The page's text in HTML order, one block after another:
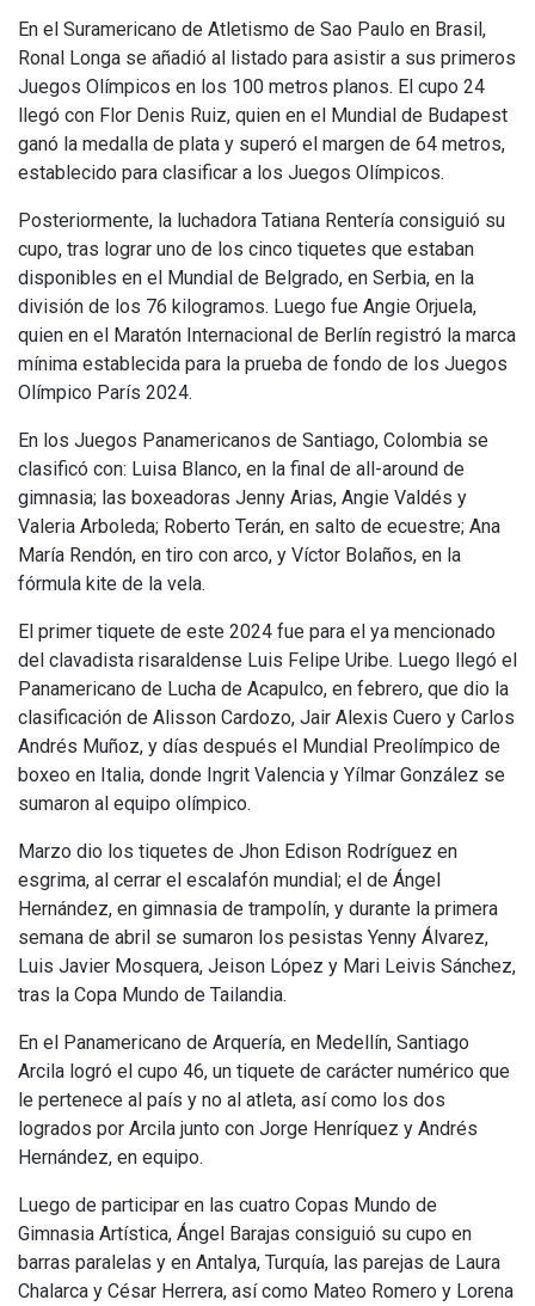
En el Suramericano de Atletismo de Sao Paulo en Brasil,
Ronal Longa se añadió al listado para asistir a sus primeros
Juegos Olímpicos en los 100 metros planos. El cupo 24
llegó con Flor Denis Ruiz, quien en el Mundial de Budapest
ganó la medalla de plata y superó el margen de 64 metros,
establecido para clasificar a los Juegos Olímpicos.
Posteriormente, la luchadora Tatiana Rentería consiguió su
cupo, tras lograr uno de los cinco tiquetes que estaban
disponibles en el Mundial de Belgrado, en Serbia, en la
división de los 76 kilogramos. Luego fue Angie Orjuela,
quien en el Maratón Internacional de Berlín registró la marca
mínima establecida para la prueba de fondo de los Juegos
Olímpico París 2024.
En los Juegos Panamericanos de Santiago, Colombia se
clasificó con: Luisa Blanco, en la final de all-around de
gimnasia; las boxeadoras Jenny Arias, Angie Valdés y
Valeria Arboleda; Roberto Terán, en salto de ecuestre; Ana
María Rendón, en tiro con arco, y Víctor Bolaños, en la
fórmula kite de la vela.
El primer tiquete de este 2024 fue para el ya mencionado
del clavadista risaraldense Luis Felipe Uribe. Luego llegó el
Panamericano de Lucha de Acapulco, en febrero, que dio la
clasificación de Alisson Cardozo, Jair Alexis Cuero y Carlos
Andrés Muñoz, y días después el Mundial Preolímpico de
boxeo en Italia, donde Ingrit Valencia y Yílmar González se
sumaron al equipo olímpico.
Marzo dio los tiquetes de Jhon Edison Rodríguez en
esgrima, al cerrar el escalafón mundial; el de Ángel
Hernández, en gimnasia de trampolín, y durante la primera
semana de abril se sumaron los pesistas Yenny Álvarez,
Luis Javier Mosquera, Jeison López y Mari Leivis Sánchez,
tras la Copa Mundo de Tailandia.
En el Panamericano de Arquería, en Medellín, Santiago
Arcila logró el cupo 46, un tiquete de carácter numérico que
le pertenece al país y no al atleta, así como los dos
logrados por Arcila junto con Jorge Henríquez y Andrés
Hernández, en equipo.
Luego de participar en las cuatro Copas Mundo de
Gimnasia Artística, Ángel Barajas consiguió su cupo en
barras paralelas y en Antalya, Turquía, las parejas de Laura
Chalarca y César Herrera, así como Mateo Romero y Lorena